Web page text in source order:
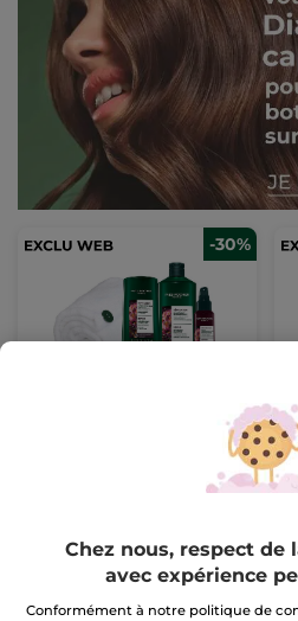
-30%
AJOUTER AU
PANIER
Chez nous, respect de
avec expérience
Conformément à notre politique de